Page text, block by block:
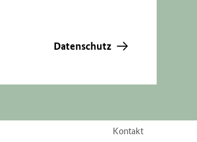
Datenschutz
Kontakt